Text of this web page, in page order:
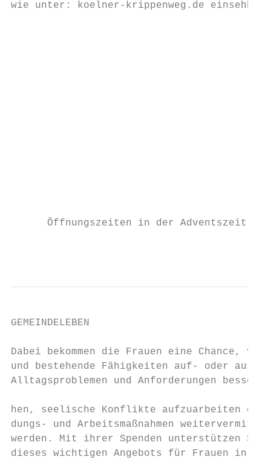
wie unter: koelner-krippenweg.de
Öffnungszeiten in der Adventszeit:
GEMEINDELEBEN
Dabei bekommen die Frauen eine
und bestehende Fähigkeiten auf- oder
Alltagsproblemen und Anforderungen besser
hen, seelische Konflikte aufzuarbeiten
dungs- und Arbeitsmaßnahmen
werden. Mit ihrer Spenden unterstützen
dieses wichtigen Angebots für Frauen in